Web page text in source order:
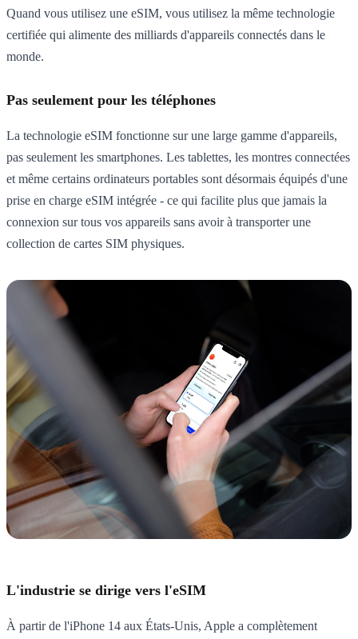
Quand vous utilisez une eSIM, vous utilisez la même technologie
certifiée qui alimente des milliards d'appareils connectés dans le
monde.
Pas seulement pour les téléphones
La technologie eSIM fonctionne sur une large gamme d'appareils,
pas seulement les smartphones. Les tablettes, les montres connectées
et même certains ordinateurs portables sont désormais équipés d'une
prise en charge eSIM intégrée - ce qui facilite plus que jamais la
connexion sur tous vos appareils sans avoir à transporter une
collection de cartes SIM physiques.
L'industrie se dirige vers l'eSIM
À partir de l'iPhone 14 aux États-Unis, Apple a complètement